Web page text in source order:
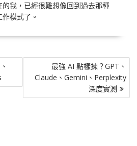
我，已經很難想像回到過去那種
模式了。
最強 AI 點樣揀？GPT、
Claude、Gemini、Perplexity
深度實測